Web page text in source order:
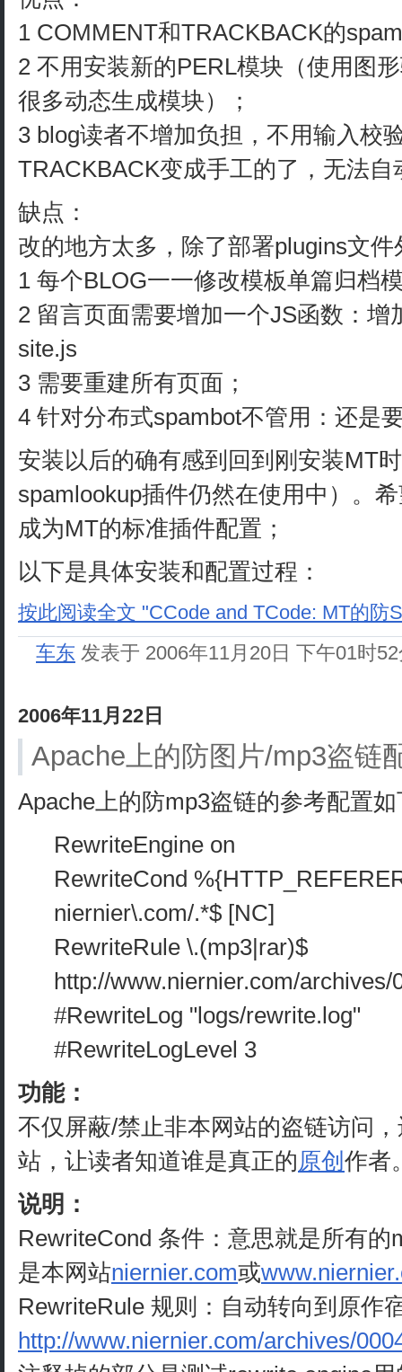
1 COMMENT和TRACKBACK的
2 不用安装新的PERL模块（使用图
很多动态生成模块）；
3 blog读者不增加负担，不用输入校
TRACKBACK变成手工的了，无法自
缺点：
改的地方太多，除了部署plugins文件
1 每个BLOG一一修改模板单篇归档
2 留言页面需要增加一个JS函数：
site.js
3 需要重建所有页面；
4 针对分布式spambot不管用：还是
安装以后的确有感到回到刚安装MT
spamlookup插件仍然在使用中）。
成为MT的标准插件配置；
以下是具体安装和配置过程：
按此阅读全文 "CCode and TCode: MT的防
车东 发表于 2006年11月20日 下午01时
2006年11月22日
Apache上的防图片/mp3盗链
Apache上的防mp3盗链的参考配置
RewriteEngine on
RewriteCond
niernier\.com/.*$ [NC]
RewriteRule \.(mp3|rar)$
http://www.niernier.com/
#RewriteLog "logs/rewrite.log"
#RewriteLogLevel 3
功能：
不仅屏蔽/禁止非本网站的盗链访问
站，让读者知道谁是真正的原创 作者
说明：
RewriteCond 条件：意思就是所有
是本网站niernier.com或
RewriteRule 规则：自动转向到原作
http://www.niernier.com/archives/